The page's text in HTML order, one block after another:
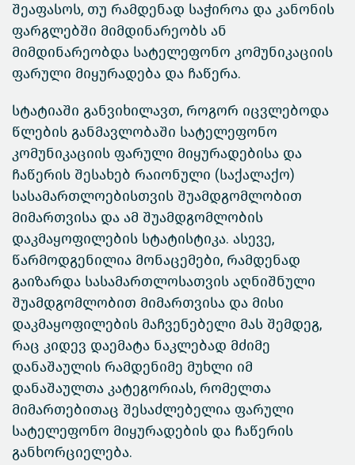
შეაფასოს, თუ რამდენად საჭიროა და კანონის
ფარგლებში მიმდინარეობს ან
მიმდინარეობდა სატელეფონო კომუნიკაციის
ფარული მიყურადება და ჩაწერა.
სტატიაში განვიხილავთ, როგორ იცვლებოდა
წლების განმავლობაში სატელეფონო
კომუნიკაციის ფარული მიყურადებისა და
ჩაწერის შესახებ რაიონული (საქალაქო)
სასამართლოებისთვის შუამდგომლობით
მიმართვისა და ამ შუამდგომლობის
დაკმაყოფილების სტატისტიკა. ასევე,
წარმოდგენილია მონაცემები, რამდენად
გაიზარდა სასამართლოსათვის აღნიშნული
შუამდგომლობით მიმართვისა და მისი
დაკმაყოფილების მაჩვენებელი მას შემდეგ,
რაც კიდევ დაემატა ნაკლებად მძიმე
დანაშაულის რამდენიმე მუხლი იმ
დანაშაულთა კატეგორიას, რომელთა
მიმართებითაც შესაძლებელია ფარული
სატელეფონო მიყურადების და ჩაწერის
განხორციელება.